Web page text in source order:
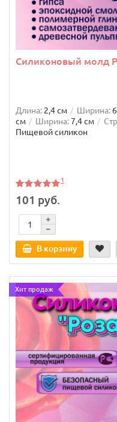
Силиконовый молд
Длина: 2,4 см Ширина:
см
Ширина:7,4 см
Пищевой силикон
1
101 руб.
В корзину
Хит продаж